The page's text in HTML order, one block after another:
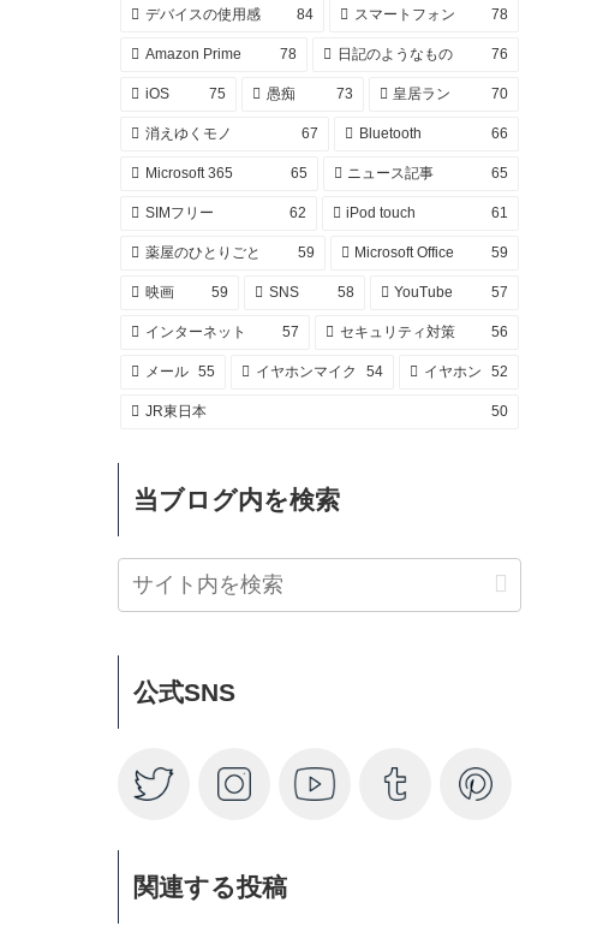
デバイスの使用感 84 スマートフォン 78
Amazon Prime 78 日記のようなもの 76
iOS 75 愚痴 73 皇居ラン 70
消えゆくモノ 67 Bluetooth 66
Microsoft 365 65 ニュース記事 65
SIMフリー 62 iPod touch 61
薬屋のひとりごと 59 Microsoft Office 59
映画 59 SNS 58 YouTube 57
インターネット 57 セキュリティ対策 56
メール 55 イヤホンマイク 54 イヤホン 52
JR東日本 50
当ブログ内を検索
公式SNS
関連する投稿